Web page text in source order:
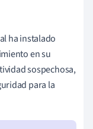
ha instalado
en su
sospechosa,
para la